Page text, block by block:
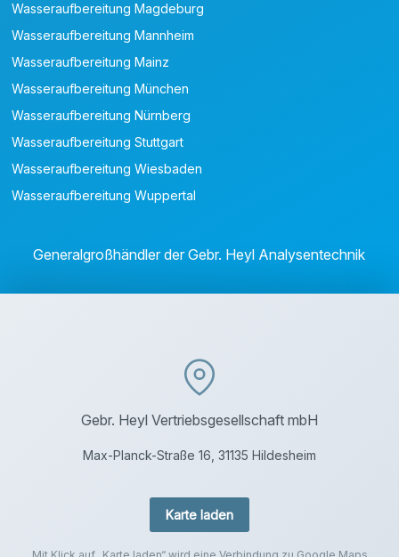
Wasseraufbereitung Magdeburg
Wasseraufbereitung Mannheim
Wasseraufbereitung Mainz
Wasseraufbereitung München
Wasseraufbereitung Nürnberg
Wasseraufbereitung Stuttgart
Wasseraufbereitung Wiesbaden
Wasseraufbereitung Wuppertal
Generalgroßhändler der Gebr. Heyl Analysentechnik
Gebr. Heyl Vertriebsgesellschaft mbH
Max-Planck-Straße 16, 31135 Hildesheim
Karte laden